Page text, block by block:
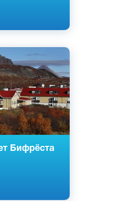
Бифрёста